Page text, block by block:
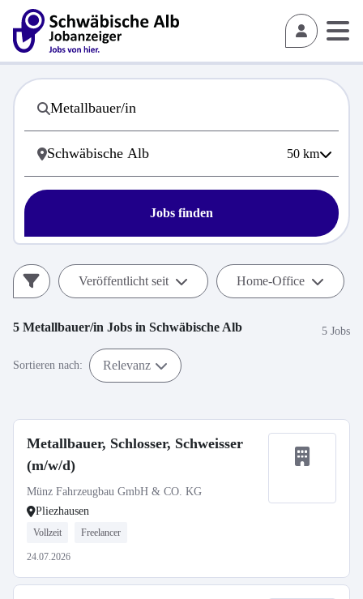
50 km
Jobs finden
Veröffentlicht seit Home-Office
5 Metallbauer/in Jobs in Schwäbische Alb 5 Jobs
Sortieren nach: Relevanz
Metallbauer, Schlosser, Schweisser
(m/w/d)
Münz Fahrzeugbau GmbH & CO. KG
Pliezhausen
Vollzeit Freelancer
24.07.2026